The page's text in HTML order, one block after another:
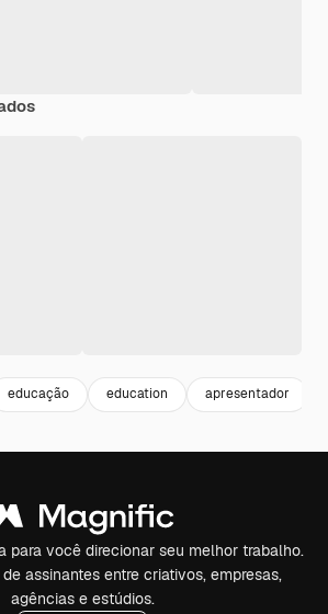
educação education apresentador
para você direcionar seu melhor trabalho.
assinantes entre criativos, empresas,
agências e estúdios.